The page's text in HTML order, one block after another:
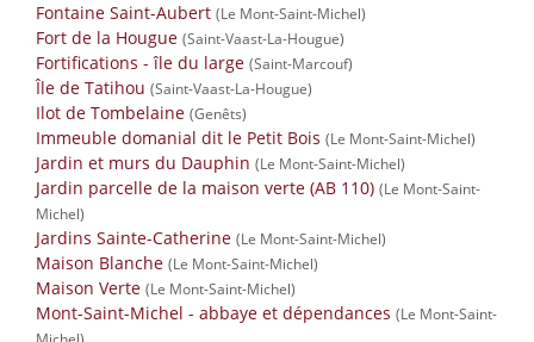
Fontaine Saint-Aubert (Le Mont-Saint-Michel)
Fort de la Hougue (Saint-Vaast-La-Hougue)
Fortifications - île du large (Saint-Marcouf)
Île de Tatihou (Saint-Vaast-La-Hougue)
Ilot de Tombelaine (Genêts)
Immeuble domanial dit le Petit Bois (Le Mont-Saint-Michel)
Jardin et murs du Dauphin (Le Mont-Saint-Michel)
Jardin parcelle de la maison verte (AB 110) (Le Mont-Saint-
Michel)
Jardins Sainte-Catherine (Le Mont-Saint-Michel)
Maison Blanche (Le Mont-Saint-Michel)
Maison Verte (Le Mont-Saint-Michel)
Mont-Saint-Michel - abbaye et dépendances (Le Mont-Saint-